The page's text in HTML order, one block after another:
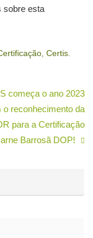
sobre esta
, Certis.
começa o ano 2023
o reconhecimento da
para a Certificação
Barrosã DOP!